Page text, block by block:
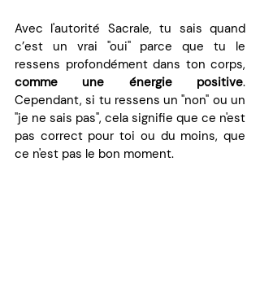
Avec l'autorité Sacrale, tu sais quand
c’est un vrai "oui" parce que tu le
comme une énergie positive.
Cependant, si tu ressens un "non" ou un
"je ne sais pas", cela signifie que ce n'est
pas correct pour toi ou du moins, que
ce n'est pas le bon moment.